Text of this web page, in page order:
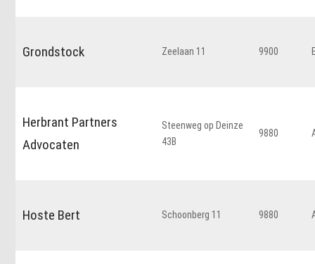
Grondstock Zeelaan 11 9900
Herbrant Partners
Advocaten
Steenweg op Deinze
43B
9880
Hoste Bert Schoonberg 11 9880